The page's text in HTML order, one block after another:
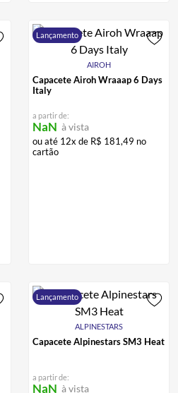
Lançamento
AIROH
Capacete Airoh Wraaap 6 Days
Italy
a partir de:
NaN à vista
ou até 12x de R$ 181,49 no
cartão
Lançamento
ALPINESTARS
Capacete Alpinestars SM3 Heat
a partir de:
NaN à vista